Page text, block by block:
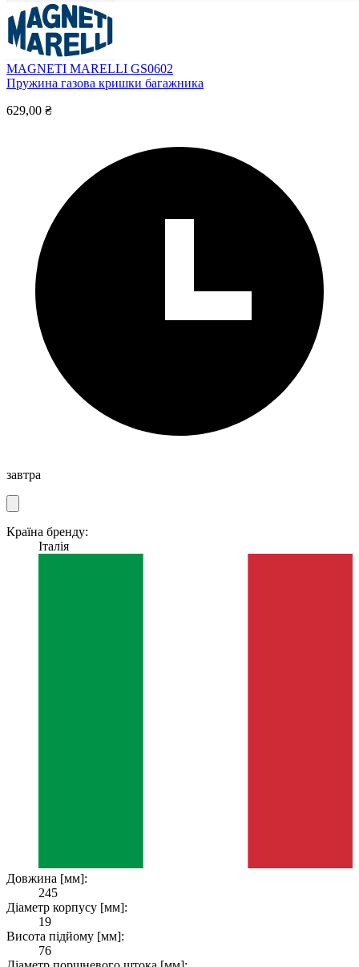
MAGNETI MARELLI GS0602
Пружина газова кришки багажника
629,00 ₴
завтра
Країна бренду:
Італія
Довжина [мм]:
245
Діаметр корпусу [мм]:
19
Висота підйому [мм]:
76